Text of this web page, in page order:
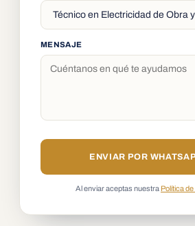
MENSAJE
ENVIAR POR
Al enviar aceptas nuestra Política